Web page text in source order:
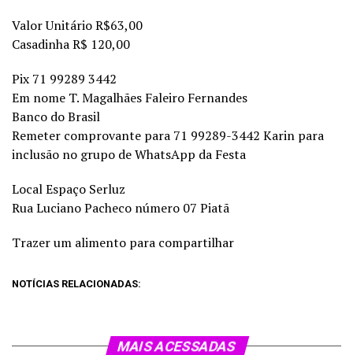
Valor Unitário R$63,00
Casadinha R$ 120,00
Pix 71 99289 3442
Em nome T. Magalhães Faleiro Fernandes
Banco do Brasil
Remeter comprovante para 71 99289-3442 Karin para
inclusão no grupo de WhatsApp da Festa
Local Espaço Serluz
Rua Luciano Pacheco número 07 Piatã
Trazer um alimento para compartilhar
NOTÍCIAS RELACIONADAS:
MAIS ACESSADAS